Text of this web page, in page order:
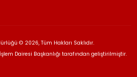
© 2026, Tüm Hakları Saklıdır.
Dairesi Başkanlığı tarafından geliştirilmiştir.